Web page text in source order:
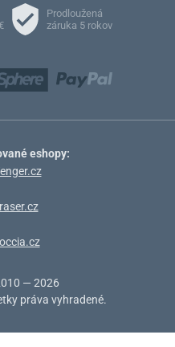
Prodloužená
záruka 5 rokov
eshopy:
— 2026
práva vyhradené.